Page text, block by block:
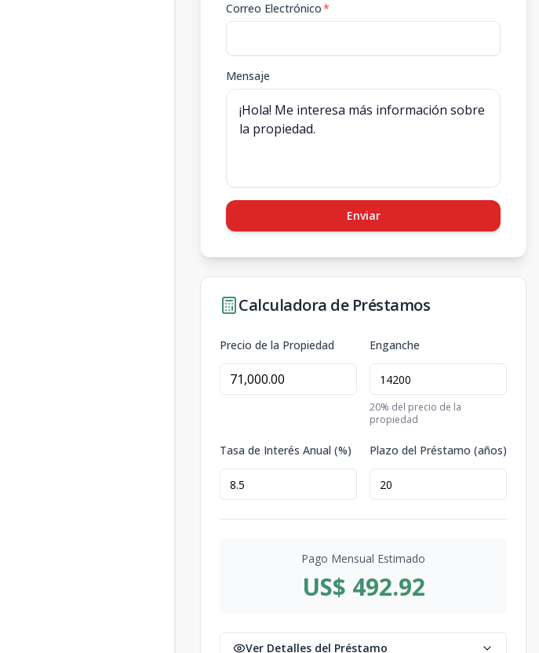
Correo Electrónico*
Mensaje
Enviar
Calculadora de Préstamos
Precio de la Propiedad Enganche
20% del precio de la
propiedad
Tasa de Interés Anual (%) Plazo del Préstamo (años)
Pago Mensual Estimado
US$ 492.92
Ver Detalles del Préstamo